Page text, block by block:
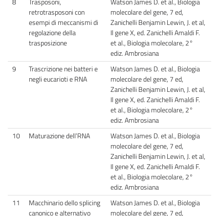
retrotrasposoni con
esempi di meccanismi di
regolazione della
trasposizione
molecolare del gene, 7 ed,
Zanichelli Benjamin Lewin, J. et al,
Il gene X, ed. Zanichelli Amaldi F.
et al., Biologia molecolare, 2°
ediz. Ambrosiana
9
Trascrizione nei batteri e
negli eucarioti e RNA
Watson James D. et al., Biologia
molecolare del gene, 7 ed,
Zanichelli Benjamin Lewin, J. et al,
Il gene X, ed. Zanichelli Amaldi F.
et al., Biologia molecolare, 2°
ediz. Ambrosiana
10
Maturazione dell’RNA
Watson James D. et al., Biologia
molecolare del gene, 7 ed,
Zanichelli Benjamin Lewin, J. et al,
Il gene X, ed. Zanichelli Amaldi F.
et al., Biologia molecolare, 2°
ediz. Ambrosiana
11
Macchinario dello splicing
canonico e alternativo
Watson James D. et al., Biologia
molecolare del gene, 7 ed,